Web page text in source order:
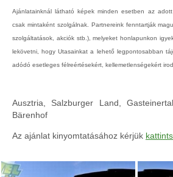
Ajánlatainknál látható képek minden esetben az
csak mintaként szolgálnak. Partnereink fenntartják
szolgáltatások, akciók stb.), melyeket honlapunkon
lekövetni, hogy Utasainkat a lehető legpontosabban
adódó esetleges félreértésekért, kellemetlenségekért
Ausztria, Salzburger Land,
Bärenhof
Az ajánlat kinyomtatásához kérjük